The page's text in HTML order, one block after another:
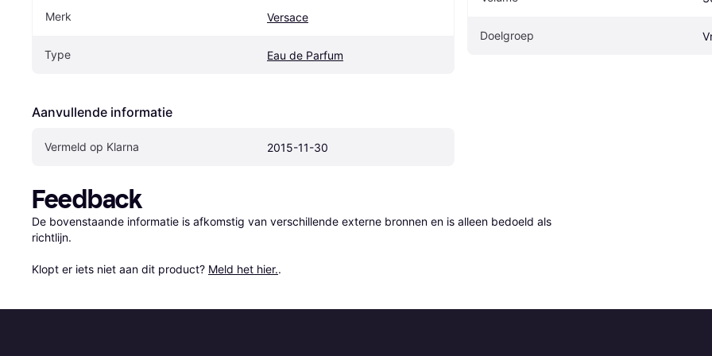
Merk Versace
Type Eau de Parfum
Aanvullende informatie
Vermeld op Klarna 2015-11-30
Doelgroep
Feedback
De bovenstaande informatie is afkomstig van verschillende externe bronnen en is alleen bedoeld als
richtlijn.
Klopt er iets niet aan dit product? Meld het hier..